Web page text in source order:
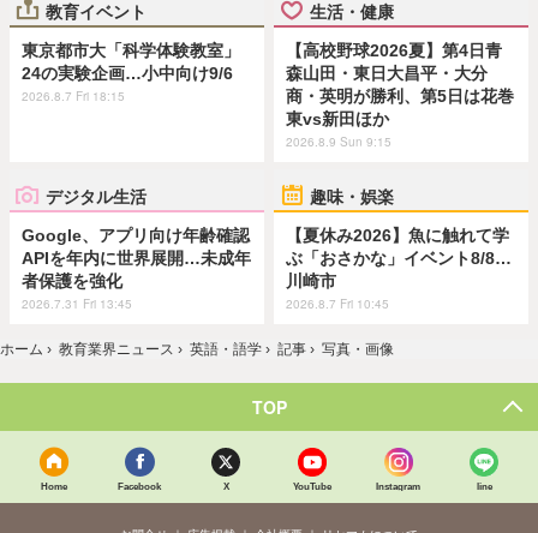
教育イベント
東京都市大「科学体験教室」
24の実験企画…小中向け9/6
2026.8.7 Fri 18:15
生活・健康
【高校野球2026夏】第4日青
森山田・東日大昌平・大分
商・英明が勝利、第5日は花巻
東vs新田ほか
2026.8.9 Sun 9:15
デジタル生活
Google、アプリ向け年齢確認
APIを年内に世界展開…未成年
者保護を強化
2026.7.31 Fri 13:45
趣味・娯楽
【夏休み2026】魚に触れて学
ぶ「おさかな」イベント8/8…
川崎市
2026.8.7 Fri 10:45
ホーム › 教育業界ニュース › 英語・語学 › 記事 › 写真・画像
TOP
Home Facebook X YouTube Instagram line